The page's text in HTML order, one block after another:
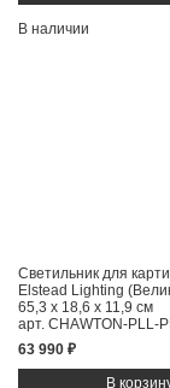
В наличии
Светильник для
Elstead Lighting
65,3 x 18,6 x 11,9 см
арт. CHAWTON-PLL-
63 990 ₽